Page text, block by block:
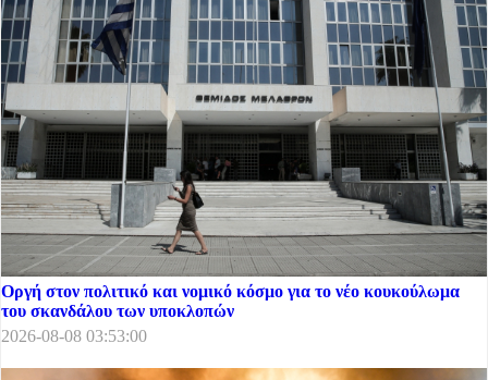
Οργή στον πολιτικό και νομικό κόσμο για το νέο κουκούλωμα
του σκανδάλου των υποκλοπών
2026-08-08 03:53:00